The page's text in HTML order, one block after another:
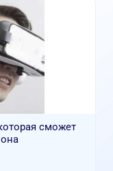
сможет